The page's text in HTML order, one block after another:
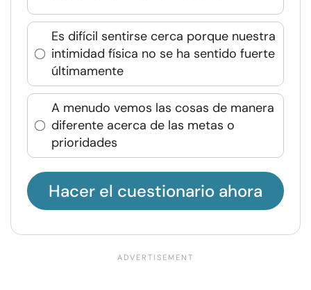
Es difícil sentirse cerca porque nuestra
intimidad física no se ha sentido fuerte
últimamente
A menudo vemos las cosas de manera
diferente acerca de las metas o
prioridades
Hacer el cuestionario ahora